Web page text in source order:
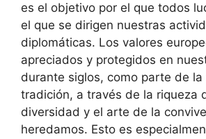
es el objetivo por el que todos
el que se dirigen nuestras
diplomáticas. Los valores
apreciados y protegidos en
durante siglos, como parte de la
tradición, a través de la riqueza
diversidad y el arte de la
heredamos. Esto es